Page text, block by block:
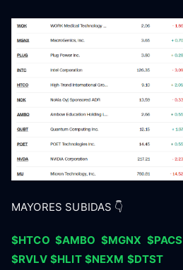
MAYORES SUBIDAS 👇
$HTCO $AMBO $MGNX $PACS
$RVLV $HLIT $NEXM $DTST